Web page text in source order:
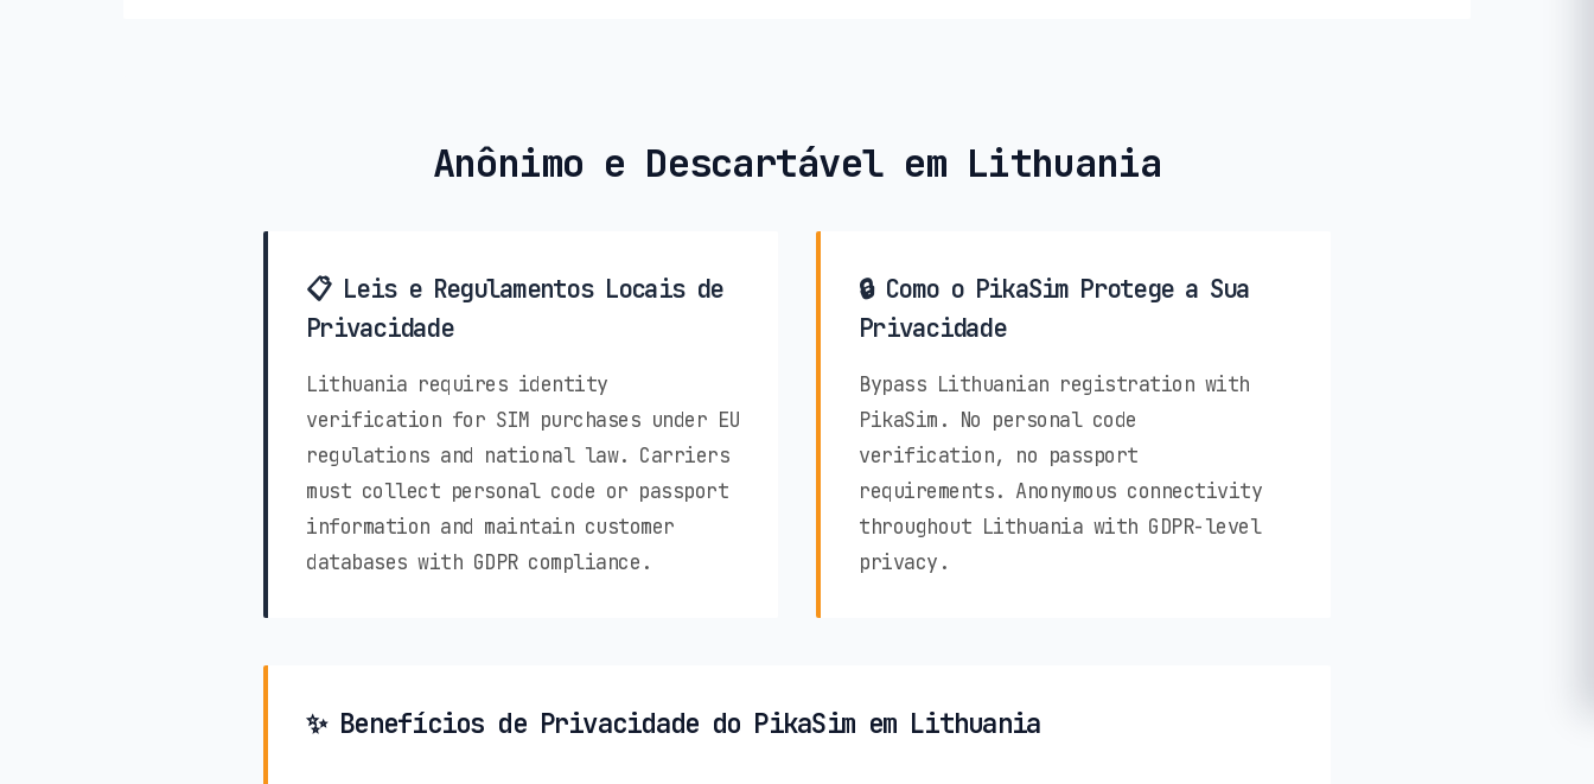
Anônimo e Descartável em Lithuania
📋 Leis e Regulamentos Locais de
Privacidade
Lithuania requires identity
verification for SIM purchases under EU
regulations and national law. Carriers
must collect personal code or passport
information and maintain customer
databases with GDPR compliance.
🔒 Como o PikaSim Protege a Sua
Privacidade
Bypass Lithuanian registration with
PikaSim. No personal code
verification, no passport
requirements. Anonymous connectivity
throughout Lithuania with GDPR-level
privacy.
✨ Benefícios de Privacidade do PikaSim em Lithuania